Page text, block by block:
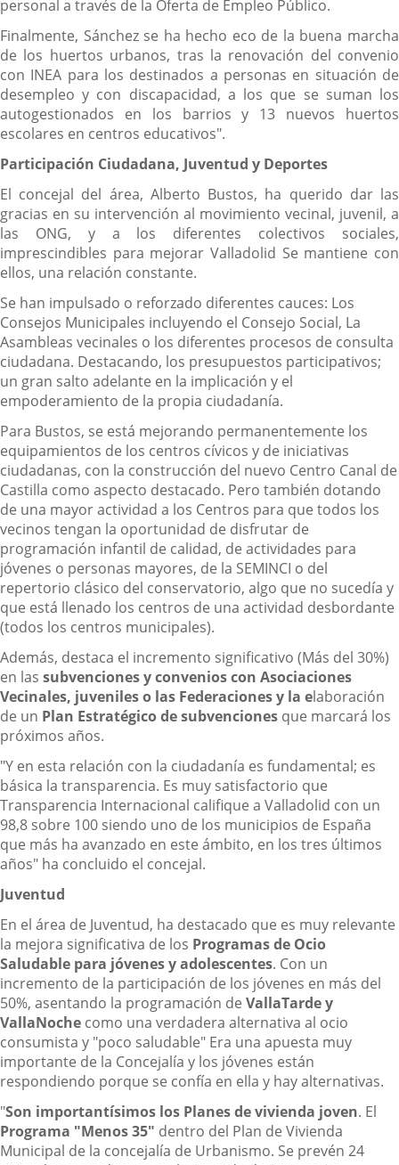
personal a través de la Oferta de Empleo Público.
Finalmente, Sánchez se ha hecho eco de la buena marcha
de los huertos urbanos, tras la renovación del convenio
con INEA para los destinados a personas en situación de
desempleo y con discapacidad, a los que se suman los
autogestionados en los barrios y 13 nuevos huertos
escolares en centros educativos".
Participación Ciudadana, Juventud y Deportes
El concejal del área, Alberto Bustos, ha querido dar las
gracias en su intervención al movimiento vecinal, juvenil, a
las ONG, y a los diferentes colectivos sociales,
imprescindibles para mejorar Valladolid Se mantiene con
ellos, una relación constante.
Se han impulsado o reforzado diferentes cauces: Los
Consejos Municipales incluyendo el Consejo Social, La
Asambleas vecinales o los diferentes procesos de consulta
ciudadana. Destacando, los presupuestos participativos;
un gran salto adelante en la implicación y el
empoderamiento de la propia ciudadanía.
Para Bustos, se está mejorando permanentemente los
equipamientos de los centros cívicos y de iniciativas
ciudadanas, con la construcción del nuevo Centro Canal de
Castilla como aspecto destacado. Pero también dotando
de una mayor actividad a los Centros para que todos los
vecinos tengan la oportunidad de disfrutar de
programación infantil de calidad, de actividades para
jóvenes o personas mayores, de la SEMINCI o del
repertorio clásico del conservatorio, algo que no sucedía y
que está llenado los centros de una actividad desbordante
(todos los centros municipales).
Además, destaca el incremento significativo (Más del 30%)
en las subvenciones y convenios con Asociaciones
Vecinales, juveniles o las Federaciones y la elaboración
de un Plan Estratégico de subvenciones que marcará los
próximos años.
"Y en esta relación con la ciudadanía es fundamental; es
básica la transparencia. Es muy satisfactorio que
Transparencia Internacional califique a Valladolid con un
98,8 sobre 100 siendo uno de los municipios de España
que más ha avanzado en este ámbito, en los tres últimos
años" ha concluido el concejal.
Juventud
En el área de Juventud, ha destacado que es muy relevante
la mejora significativa de los Programas de Ocio
Saludable para jóvenes y adolescentes. Con un
incremento de la participación de los jóvenes en más del
50%, asentando la programación de VallaTarde y
VallaNoche como una verdadera alternativa al ocio
consumista y "poco saludable" Era una apuesta muy
importante de la Concejalía y los jóvenes están
respondiendo porque se confía en ella y hay alternativas.
"Son importantísimos los Planes de vivienda joven. El
Programa "Menos 35" dentro del Plan de Vivienda
Municipal de la concejalía de Urbanismo. Se prevén 24